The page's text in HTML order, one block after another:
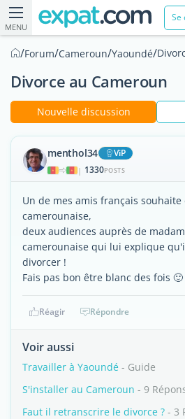
MENU
Se
/Forum/Cameroun/Yaoundé/
Divorce au Cameroun
Nouvelle discussion
menthol34 ViP
| 1330POSTS
Un de mes amis français
camerounaise,
deux audiences auprès de
camerounaise qui lui explique
divorcer !
Fais pas bon être blanc des fois 🙂
Réagir Répondre
Voir aussi
Travailler à Yaoundé - Guide
S'installer au Cameroun - 9
Faut il retranscrire le divorce ? - 3